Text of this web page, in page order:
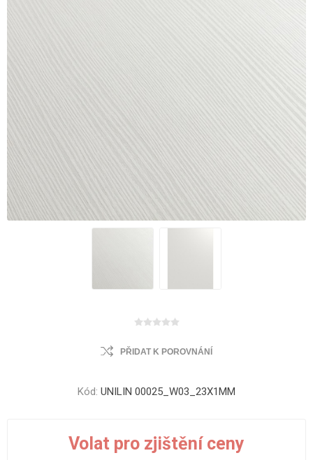
PŘIDAT K POROVNÁNÍ
Kód: UNILIN 00025_W03_23X1MM
Volat pro zjištění ceny